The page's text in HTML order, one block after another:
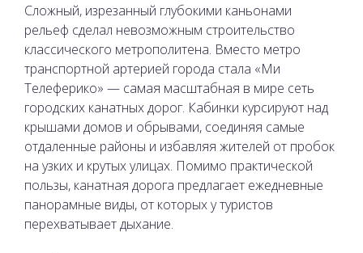
Сложный, изрезанный глубокими каньонами
рельеф сделал невозможным строительство
классического метрополитена. Вместо метро
транспортной артерией города стала «Ми
Телеферико» — самая масштабная в мире сеть
городских канатных дорог. Кабинки курсируют над
крышами домов и обрывами, соединяя самые
отдаленные районы и избавляя жителей от пробок
на узких и крутых улицах. Помимо практической
пользы, канатная дорога предлагает ежедневные
панорамные виды, от которых у туристов
перехватывает дыхание.